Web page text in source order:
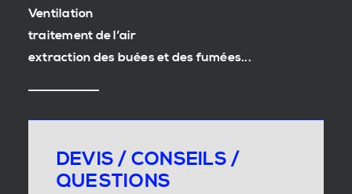
Ventilation
traitement de l’air
extraction des buées et des fumées...
DEVIS / CONSEILS /
QUESTIONS